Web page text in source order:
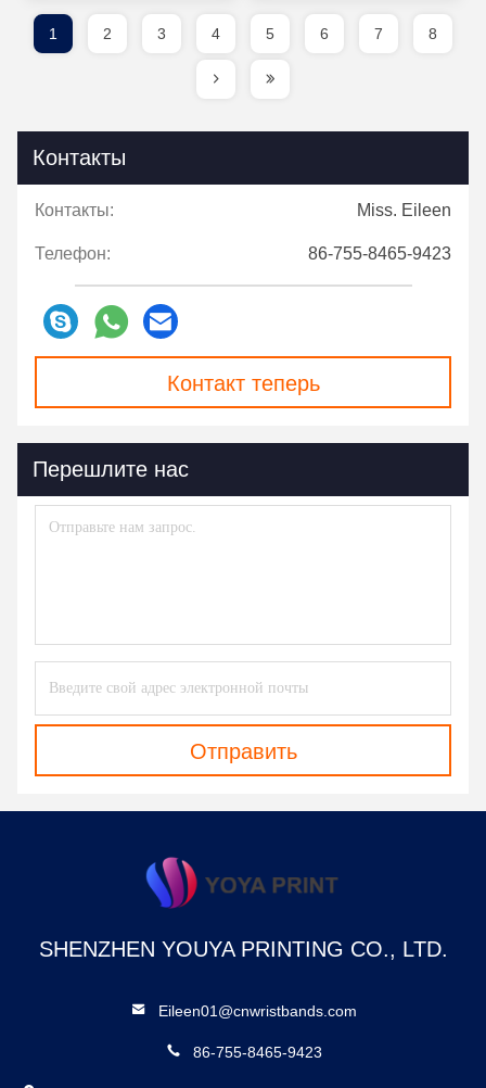
1 2 3 4 5 6 7 8
Контакты
Контакты: Miss. Eileen
Телефон: 86-755-8465-9423
Контакт теперь
Перешлите нас
Отправить
SHENZHEN YOUYA PRINTING CO., LTD.
Eileen01@cnwristbands.com
86-755-8465-9423